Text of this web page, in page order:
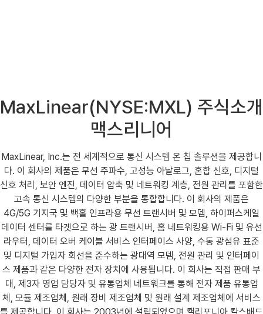
MaxLinear(NYSE:MXL) 주식소개
맥스리니어
MaxLinear, Inc.는 전 세계적으로 통신 시스템 온 칩 솔루션을 제공합니
다. 이 회사의 제품은 무선 주파수, 고성능 아날로그, 혼합 신호, 디지털
신호 처리, 보안 엔진, 데이터 압축 및 네트워킹 계층, 전원 관리를 포함한
고속 통신 시스템의 다양한 부분을 통합합니다. 이 회사의 제품은
4G/5G 기지국 및 백홀 인프라용 무선 트랜시버 및 모뎀, 하이퍼스케일
데이터 센터를 타겟으로 하는 광 트랜시버, 홈 네트워킹용 Wi-Fi 및 유선
라우터, 데이터 오버 케이블 서비스 인터페이스 사양, 수동 광섬유 표준
및 디지털 가입자 회선을 준수하는 광대역 모뎀, 전원 관리 및 인터페이
스 제품과 같은 다양한 전자 장치에 사용됩니다. 이 회사는 직접 판매 부
대, 제3자 영업 담당자 및 유통업체 네트워크를 통해 전자 제품 유통업
체, 모듈 제조업체, 원래 장비 제조업체 및 원래 설계 제조업체에 서비스